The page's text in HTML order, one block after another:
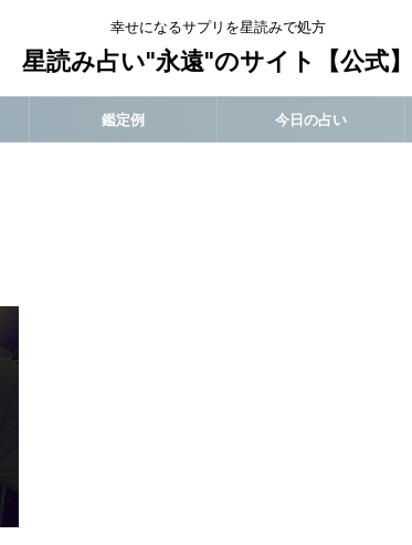
幸せになるサプリを星読みで処方
星読み占い"永遠"のサイト【公式】
鑑定例 今日の占い